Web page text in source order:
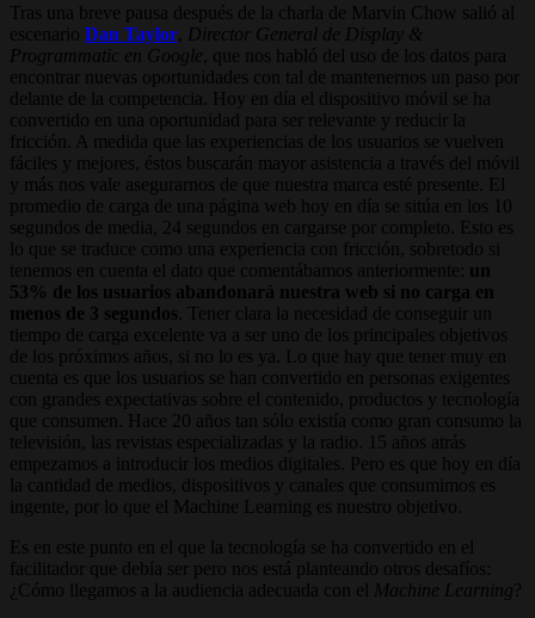
Tras una breve pausa después de la charla de Marvin Chow salió al
escenario Dan Taylor Director General de Display &
Programmatic en Google
, que nos habló del uso de los datos para
encontrar nuevas oportunidades con tal de mantenernos un paso por
delante de la competencia. Hoy en día el dispositivo móvil se ha
convertido en una oportunidad para ser relevante y reducir la
fricción. A medida que las experiencias de los usuarios se vuelven
fáciles y mejores, éstos buscarán mayor asistencia a través del móvil
y más nos vale asegurarnos de que nuestra marca esté presente. El
promedio de carga de una página web hoy en día se sitúa en los 10
segundos de media, 24 segundos en cargarse por completo. Esto es
lo que se traduce como una experiencia con fricción, sobretodo si
tenemos en cuenta el dato que comentábamos anteriormente: un
53% de los usuarios abandonará nuestra web si no carga en
menos de 3 segundos . Tener clara la necesidad de conseguir un
tiempo de carga excelente va a ser uno de los principales objetivos
de los próximos años, si no lo es ya. Lo que hay que tener muy en
cuenta es que los usuarios se han convertido en personas exigentes
con grandes expectativas sobre el contenido, productos y tecnología
que consumen. Hace 20 años tan sólo existía como gran consumo la
televisión, las revistas especializadas y la radio. 15 años atrás
empezamos a introducir los medios digitales. Pero es que hoy en día
la cantidad de medios, dispositivos y canales que consumimos es
ingente, por lo que el Machine Learning es nuestro objetivo.
Es en este punto en el que la tecnología se ha convertido en el
facilitador que debía ser pero nos está planteando otros desafíos:
¿Cómo llegamos a la audiencia adecuada con el
Machine Learning ?